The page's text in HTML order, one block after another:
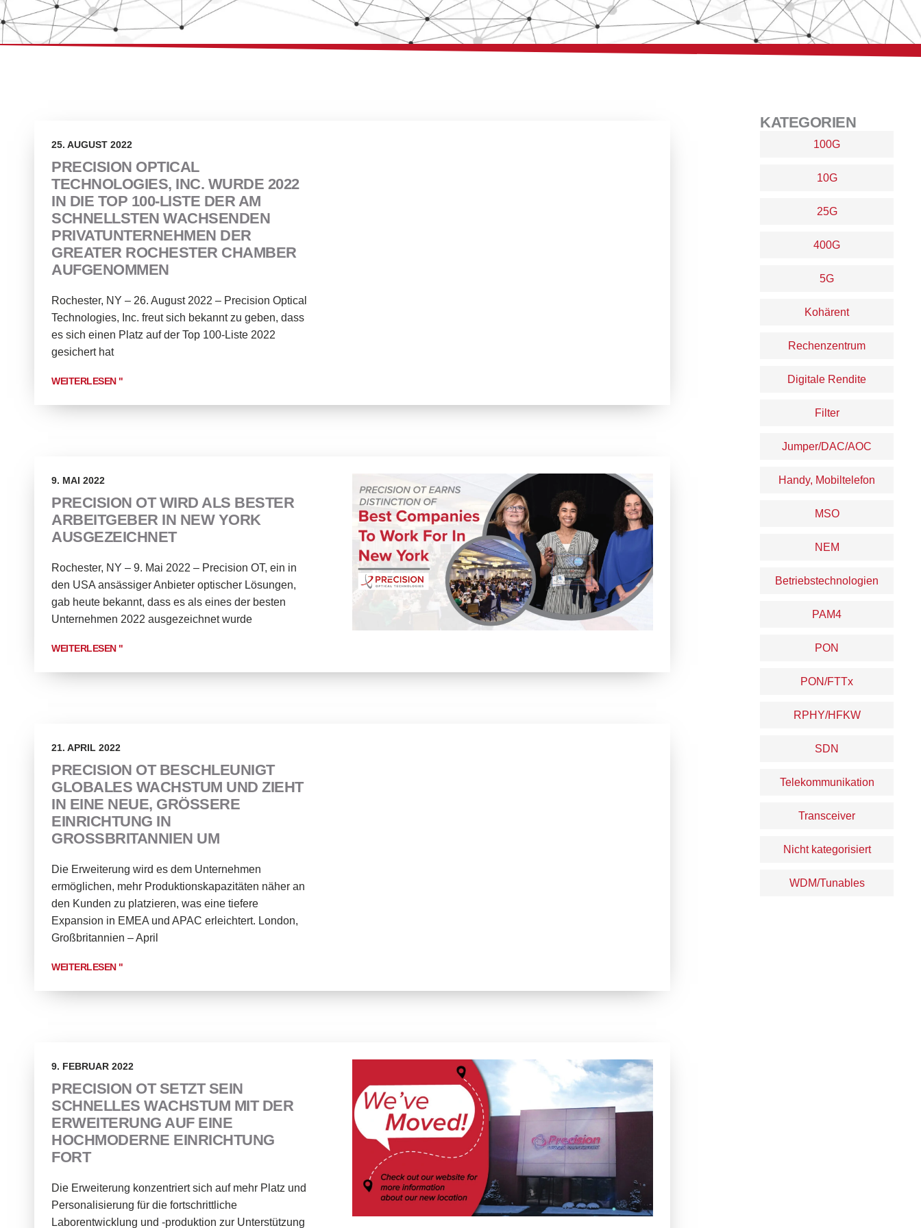
KATEGORIEN
100G
10G
25G
400G
5G
Kohärent
Rechenzentrum
Digitale Rendite
Filter
Jumper/DAC/AOC
Handy, Mobiltelefon
MSO
NEM
Betriebstechnologien
PAM4
PON
PON/FTTx
RPHY/HFKW
SDN
Telekommunikation
Transceiver
Nicht kategorisiert
WDM/Tunables
PRECISION OPTICAL
TECHNOLOGIES, INC. WURDE 2022
IN DIE TOP 100-LISTE DER AM
SCHNELLSTEN WACHSENDEN
PRIVATUNTERNEHMEN DER
GREATER ROCHESTER CHAMBER
AUFGENOMMEN
25. AUGUST 2022
Rochester, NY – 26. August 2022 – Precision Optical
Technologies, Inc. freut sich bekannt zu geben, dass
es sich einen Platz auf der Top 100-Liste 2022
gesichert hat
WEITERLESEN "
PRECISION OT WIRD ALS BESTER
ARBEITGEBER IN NEW YORK
AUSGEZEICHNET
9. MAI 2022
Rochester, NY – 9. Mai 2022 – Precision OT, ein in
den USA ansässiger Anbieter optischer Lösungen,
gab heute bekannt, dass es als eines der besten
Unternehmen 2022 ausgezeichnet wurde
WEITERLESEN "
PRECISION OT BESCHLEUNIGT
GLOBALES WACHSTUM UND ZIEHT
IN EINE NEUE, GRÖSSERE E
INRICHTUNG IN G
ROSSBRITANNIEN UM
21. APRIL 2022
Die Erweiterung wird es dem Unternehmen
ermöglichen, mehr Produktionskapazitäten näher an
den Kunden zu platzieren, was eine tiefere
Expansion in EMEA und APAC erleichtert. London,
Großbritannien – April
WEITERLESEN "
PRECISION OT SETZT SEIN
SCHNELLES WACHSTUM MIT DER
ERWEITERUNG AUF EINE
HOCHMODERNE EINRICHTUNG
FORT
9. FEBRUAR 2022
Die Erweiterung konzentriert sich auf mehr Platz und
Personalisierung für die fortschrittliche
Laborentwicklung und -produktion zur Unterstützung